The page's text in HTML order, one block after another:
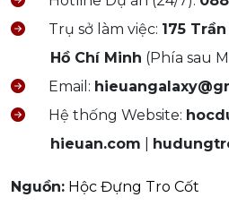
Trụ sở làm việc: 175
Hồ Chí Minh (Phía sau
Email:
Hệ thống Website:
hieuan.com
Nguồn: Hộc Đựng Tro Cốt